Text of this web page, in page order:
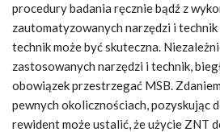
procedury badania ręcznie bądź z
zautomatyzowanych narzędzi i technik
technik może być skuteczna.
zastosowanych narzędzi i technik,
obowiązek przestrzegać MSB.
pewnych okolicznościach, pozyskując
rewident może ustalić, że użycie ZNT